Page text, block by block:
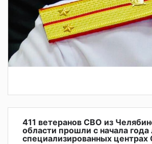
411 ветеранов СВО из
области прошли с начала года
специализированных